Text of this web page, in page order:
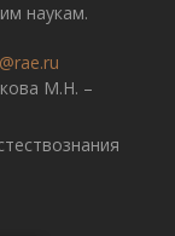
наукам.
М.Н. –